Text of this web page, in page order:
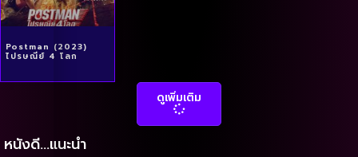
Postman (2023)
ไปรษณีย์ 4 โลก
ดูเพิ่มเติม
หนังดี…แนะนำ